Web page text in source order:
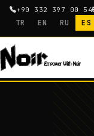
+90 332 397 00 54
TR EN RU ES